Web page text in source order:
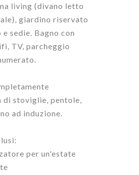
living (divano letto
giardino riservato
sedie. Bagno con
TV, parcheggio
di stoviglie, pentole,
ad induzione.
per un'estate